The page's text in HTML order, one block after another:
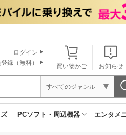
買い物かご お知らせ
ログイン
録（無料）
すべてのジャンル
PCソフト・周辺機器 エンタメ